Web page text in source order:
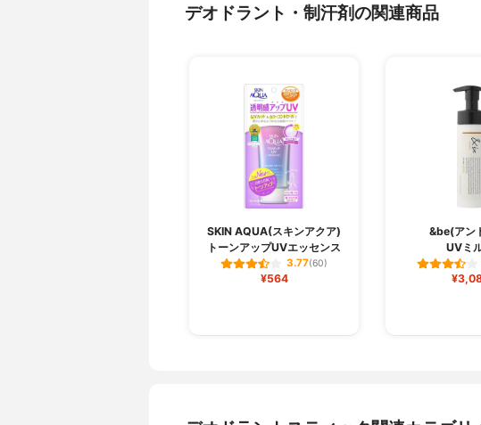
デオドラント・制汗剤の関連商品
SKIN AQUA(スキンアクア)
トーンアップUVエッセンス
3.77(60)
¥564
&be(アン
UVミ